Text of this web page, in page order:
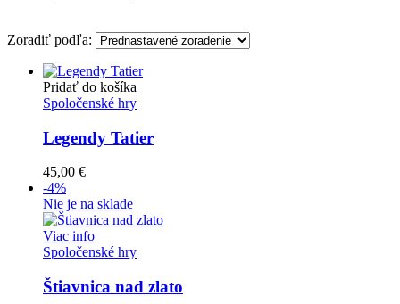
Zoradiť podľa:
Pridať do košíka
Spoločenské hry
Legendy Tatier
45,00 €
-4%
Nie je na sklade
Viac info
Spoločenské hry
Štiavnica nad zlato